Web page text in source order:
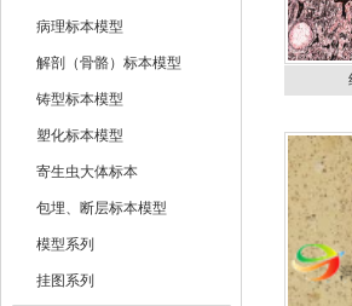
病理标本模型
解剖（骨骼）标本模型
铸型标本模型
塑化标本模型
寄生虫大体标本
包埋、断层标本模型
模型系列
挂图系列